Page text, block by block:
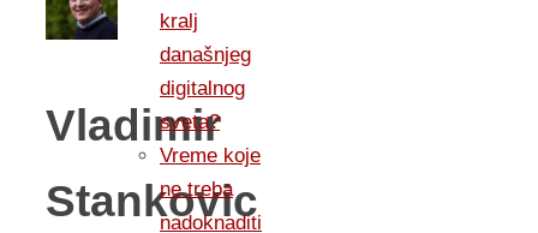
Vladimir
Stankovic
kralj
današnjeg
digitalnog
sveta?
Vreme koje
ne treba
nadoknaditi